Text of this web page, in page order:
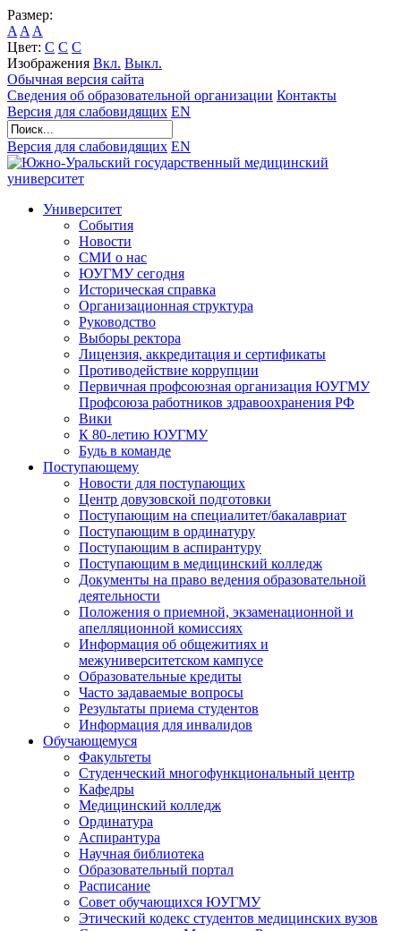
Размер:
A A A
Цвет: C C C
Изображения Вкл. Выкл.
Обычная версия сайта
Сведения об образовательной организации Контакты
Версия для слабовидящих EN
Версия для слабовидящих EN
Университет
События
Новости
СМИ о нас
ЮУГМУ сегодня
Историческая справка
Организационная структура
Руководство
Выборы ректора
Лицензия, аккредитация и сертификаты
Противодействие коррупции
Первичная профсоюзная организация ЮУГМУ
Профсоюза работников здравоохранения РФ
Вики
К 80-летию ЮУГМУ
Будь в команде
Поступающему
Новости для поступающих
Центр довузовской подготовки
Поступающим на специалитет/бакалавриат
Поступающим в ординатуру
Поступающим в аспирантуру
Поступающим в медицинский колледж
Документы на право ведения образовательной
деятельности
Положения о приемной, экзаменационной и
апелляционной комиссиях
Информация об общежитиях и
межуниверситетском кампусе
Образовательные кредиты
Часто задаваемые вопросы
Результаты приема студентов
Информация для инвалидов
Обучающемуся
Факультеты
Студенческий многофункциональный центр
Кафедры
Медицинский колледж
Ординатура
Аспирантура
Научная библиотека
Образовательный портал
Расписание
Совет обучающихся ЮУГМУ
Этический кодекс студентов медицинских вузов